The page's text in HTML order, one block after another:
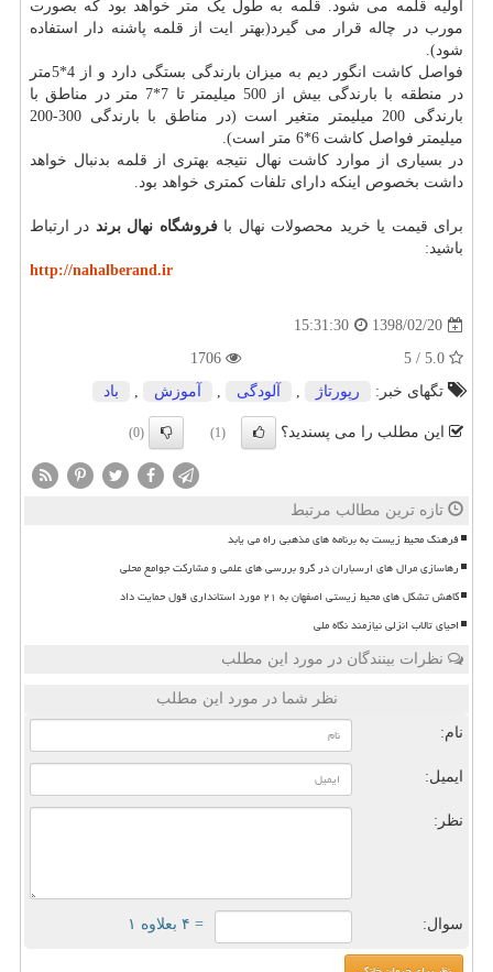
اولیه قلمه می شود. قلمه به طول یک متر خواهد بود که بصورت
مورب در چاله قرار می گیرد(بهتر ایت از قلمه پاشنه دار استفاده
شود).
فواصل کاشت انگور دیم به میزان بارندگی بستگی دارد و از 4*5متر
در منطقه با بارندگی بیش از 500 میلیمتر تا 7*7 متر در مناطق با
بارندگی 200 میلیمتر متغیر است (در مناطق با بارندگی 300-200
میلیمتر فواصل کاشت 6*6 متر است).
در بسیاری از موارد کاشت نهال نتیجه بهتری از قلمه بدنبال خواهد
داشت بخصوص اینکه دارای تلفات کمتری خواهد بود.
برای قیمت یا خرید محصولات نهال بافروشگاه نهال برند در ارتباط
باشید:
http://nahalberand.ir
1398/02/20
15:31:30
تگهای خبر:
رپورتاژ , آلودگی , آموزش , باد
این مطلب را می پسندید؟ (1)
(0)
تازه ترین مطالب مرتبط
فرهنگ محیط زیست به برنامه های مذهبی راه می یابد
رهاسازی مرال های ارسباران در گرو بررسی های علمی و مشارکت جوامع محلی
کاهش تشکل های محیط زیستی اصفهان به ۲۱ مورد استانداری قول حمایت داد
احیای تالاب انزلی نیازمند نگاه ملی
نظرات بینندگان در مورد این مطلب
نظر شما در مورد این مطلب
نام:
ایمیل:
نظر:
سوال: = ۴ بعلاوه ۱